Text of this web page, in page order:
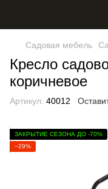
Садовая мебель
Кресло
коричневое
Артикул: 40012
ЗАКРЫТИЕ СЕЗОНА ДО -70%
−29%